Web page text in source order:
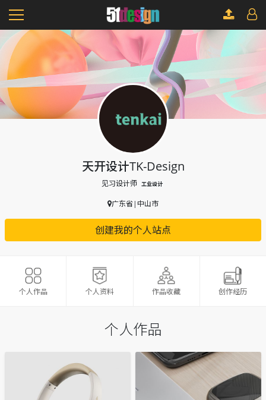
天开设计TK-Design
见习设计师 工业设计
广东省|中山市
创建我的个人站点
个人作品 个人资料 作品收藏 创作经历
个人作品